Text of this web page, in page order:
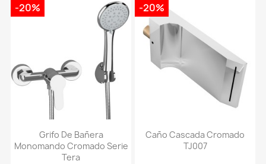
Grifo De Bañera
Monomando Cromado Serie
Tera
-20%
Caño Cascada Cromado
TJ007
-20%